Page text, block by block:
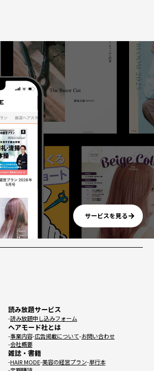
サービスを見る
読み放題サービス
読み放題申し込みフォーム
ヘアモード社とは
事業内容 広告掲載について お問い合わせ
会社概要
雑誌・書籍
HAIR MODE 美容の経営プラン 単行本